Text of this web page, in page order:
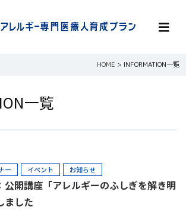
HOME > INFORMATION一覧
一覧
ー イベント お知らせ
開講座「アレルギーのふしぎを解き明
ました